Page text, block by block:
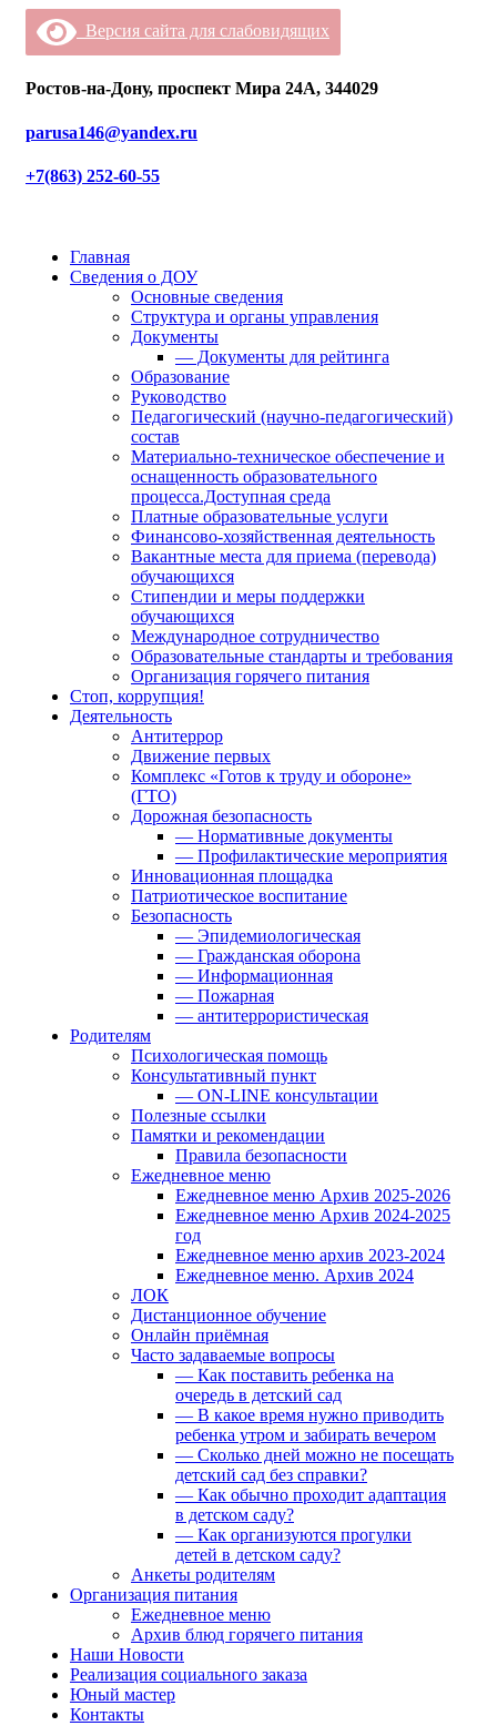
Версия сайта для слабовидящих
Ростов-на-Дону, проспект Мира 24А, 344029
parusa146@yandex.ru
+7(863) 252-60-55
Главная
Сведения о ДОУ
Основные сведения
Структура и органы управления
Документы
— Документы для рейтинга
Образование
Руководство
Педагогический (научно-педагогический)
состав
Материально-техническое обеспечение и
оснащенность образовательного
процесса.Доступная среда
Платные образовательные услуги
Финансово-хозяйственная деятельность
Вакантные места для приема (перевода)
обучающихся
Стипендии и меры поддержки
обучающихся
Международное сотрудничество
Образовательные стандарты и требования
Организация горячего питания
Стоп, коррупция!
Деятельность
Антитеррор
Движение первых
Комплекс «Готов к труду и обороне»
(ГТО)
Дорожная безопасность
— Нормативные документы
— Профилактические мероприятия
Инновационная площадка
Патриотическое воспитание
Безопасность
— Эпидемиологическая
— Гражданская оборона
— Информационная
— Пожарная
— антитеррористическая
Родителям
Психологическая помощь
Консультативный пункт
— ON-LINE консультации
Полезные ссылки
Памятки и рекомендации
Правила безопасности
Ежедневное меню
Ежедневное меню Архив 2025-2026
Ежедневное меню Архив 2024-2025
год
Ежедневное меню архив 2023-2024
Ежедневное меню. Архив 2024
ЛОК
Дистанционное обучение
Онлайн приёмная
Часто задаваемые вопросы
— Как поставить ребенка на
очередь в детский сад
— В какое время нужно приводить
ребенка утром и забирать вечером
— Сколько дней можно не посещать
детский сад без справки?
— Как обычно проходит адаптация
в детском саду?
— Как организуются прогулки
детей в детском саду?
Анкеты родителям
Организация питания
Ежедневное меню
Архив блюд горячего питания
Наши Новости
Реализация социального заказа
Юный мастер
Контакты